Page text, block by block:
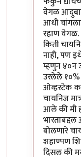
वेगळ
आधी
रहाण
किती
नाही, पण
म्हणुन ४०न
उरलेले
ओव्हरटेक
चायनिज
आले की मी
बोलणारे
शहाण्पण
दिसल की